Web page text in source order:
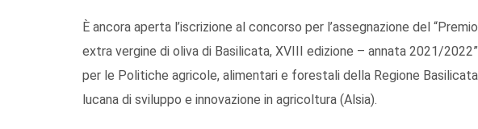
È ancora aperta l’iscrizione al concorso per l’assegnazione del
extra vergine di oliva di Basilicata, XVIII edizione – annata 2021/
per le Politiche agricole, alimentari e forestali della Regione
lucana di sviluppo e innovazione in agricoltura (Alsia).